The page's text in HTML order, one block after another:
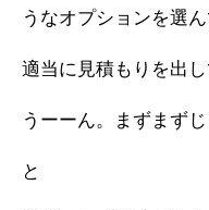
うなオプションを選ん
適当に見積もりを出し
うーーん。まずまず
と